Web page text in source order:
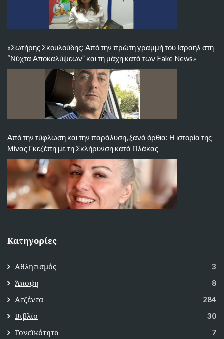
«Σωτήρης Σκουλούδης: Από την πρώτη γραμμή του Ισραήλ στη
“Νύχτα Αποκαλύψεων” και τη μάχη κατά των Fake News»
Από την τύφλωση και την παράλυση, ξανά όρθια: Η ιστορία της
Μίνας Γκεζέπη με τη Σκλήρυνση κατά Πλάκας
Κατηγορίες
Αθλητισμός 3
Άποψη 8
Ατζέντα 284
Βιβλίο 30
Γονεϊκότητα 7